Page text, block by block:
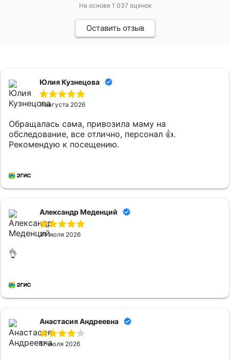
На основе 1 037 оценок
Оставить отзыв
Юлия Кузнецова
7 августа 2026
Обращалась сама, привозила маму на
обследование, все отлично, персонал 👍.
Рекомендую к посещению.
Александр Меденций
31 июля 2026
👌
Анастасия Андреевна
17 июля 2026